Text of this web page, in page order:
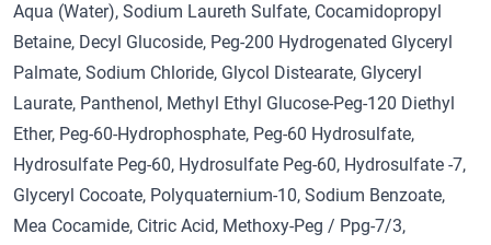
Aqua (Water), Sodium Laureth Sulfate, Cocamidopropyl
Betaine, Decyl Glucoside, Peg-200 Hydrogenated Glyceryl
Palmate, Sodium Chloride, Glycol Distearate, Glyceryl
Laurate, Panthenol, Methyl Ethyl Glucose-Peg-120 Diethyl
Ether, Peg-60-Hydrophosphate, Peg-60 Hydrosulfate,
Hydrosulfate Peg-60, Hydrosulfate Peg-60, Hydrosulfate -7,
Glyceryl Cocoate, Polyquaternium-10, Sodium Benzoate,
Mea Cocamide, Citric Acid, Methoxy-Peg / Ppg-7/3,